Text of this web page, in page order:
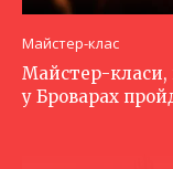
Майстер-клас
Майстер-класи,
у Броварах